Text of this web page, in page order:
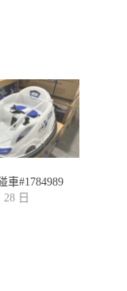
車#1784989
28 日